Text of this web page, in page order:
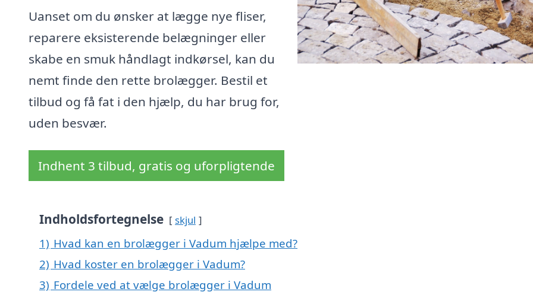
Uanset om du ønsker at lægge nye fliser,
reparere eksisterende belægninger eller
skabe en smuk håndlagt indkørsel, kan du
nemt finde den rette brolægger. Bestil et
tilbud og få fat i den hjælp, du har brug for,
uden besvær.
Indhent 3 tilbud, gratis og uforpligtende
Indholdsfortegnelse skjul
1) Hvad kan en brolægger i Vadum hjælpe med?
2) Hvad koster en brolægger i Vadum?
3) Fordele ved at vælge brolægger i Vadum